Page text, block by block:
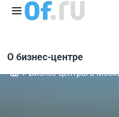
О бизнес-центре
Бизнес-центры в